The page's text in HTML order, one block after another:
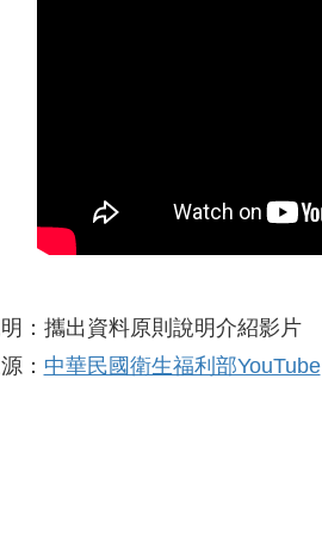
：攜出資料原則說明介紹影片
： 中華民國衛生福利部YouTube